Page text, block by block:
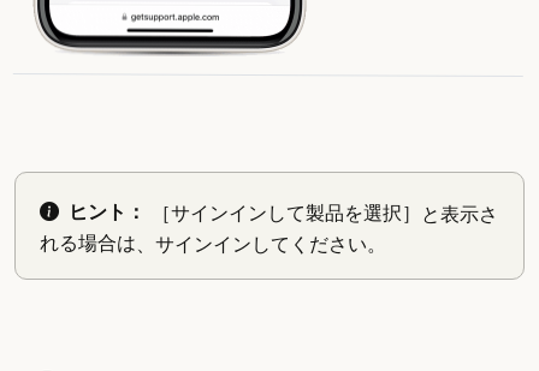
ヒント： ［サインインして製品を選択］と表示さ
れる場合は、サインインしてください。